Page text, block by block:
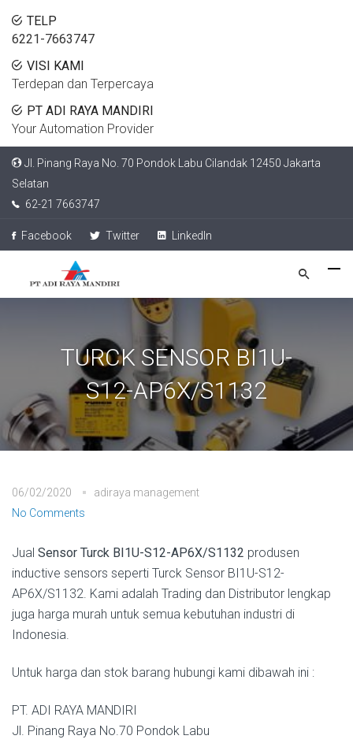
TELP
6221-7663747
VISI KAMI
Terdepan dan Terpercaya
PT ADI RAYA MANDIRI
Your Automation Provider
Jl. Pinang Raya No. 70 Pondok Labu Cilandak 12450 Jakarta
Selatan
62-21 7663747
Facebook Twitter LinkedIn
TURCK SENSOR BI1U-
S12-AP6X/S1132
06/02/2020
adiraya management
No Comments
Jual Sensor Turck BI1U-S12-AP6X/S1132 produsen
inductive sensors seperti Turck Sensor BI1U-S12-
AP6X/S1132. Kami adalah Trading dan Distributor lengkap
juga harga murah untuk semua kebutuhan industri di
Indonesia.
Untuk harga dan stok barang hubungi kami dibawah ini :
PT. ADI RAYA MANDIRI
Jl. Pinang Raya No.70 Pondok Labu